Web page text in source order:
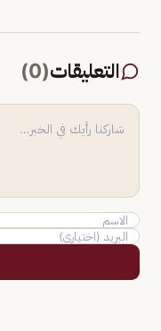
التعليقات(
0
)